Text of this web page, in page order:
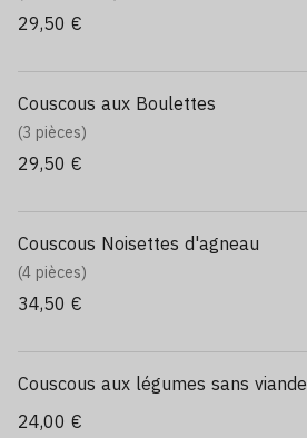
29,50 €
Couscous aux Boulettes
(3 pièces)
29,50 €
Couscous Noisettes d'agneau
(4 pièces)
34,50 €
Couscous aux légumes sans viande
24,00 €